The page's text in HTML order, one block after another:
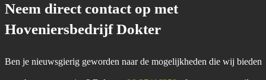
Neem direct contact op met
Hoveniersbedrijf Dokter
Ben je nieuwsgierig geworden naar de mogelijkheden die wij bieden